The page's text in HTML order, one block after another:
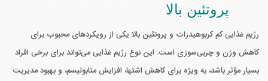
پروتئین بالا
رژیم غذایی کم کربوهیدرات و پروتئین بالا یکی از رویکردهای محبوب برای
کاهش وزن و چربی‌سوزی است. این نوع رژیم غذایی می‌تواند برای برخی افراد
بسیار مؤثر باشد، به ویژه برای کاهش اشتها، افزایش متابولیسم، و بهبود مدیریت